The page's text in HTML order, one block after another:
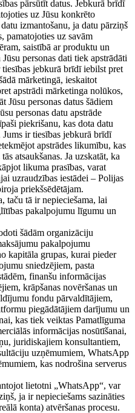
pārsūtīt datus. Jebkurā brīdī
uz Jūsu konkrēto
izmantošanu, ja datu pārziņš
pamatojoties uz savām
saistībā ar produktu un
personas dati tiek apstrādāti
jebkurā brīdī iebilst pret
mārketingā, ieskaitot
apstrādi mārketinga nolūkos,
Jūsu personas datus šādiem
personas datu apstrāde
piekrišanu, kas dota datu
ir tiesības jebkurā brīdī
apstrādes likumību, kas
atsaukšanas. Ja uzskatāt, ka
likuma prasības, varat
uzraudzības iestādei – Polijas
priekšsēdētājam.
taču tā ir nepieciešama, lai
pakalpojumu līgumu un
šādām organizāciju
pakalpojumu
kapitāla grupas, kurai pieder
sniedzējiem, pasta
finanšu informācijas
krāpšanas novēršanas un
fondu pārvaldītājiem,
piegādātājiem darījumu un
kas tiek veiktas Pamatlīguma
informācijas nosūtīšanai,
juridiskajiem konsultantiem,
uzņēmumiem, WhatsApp
kas nodrošina serverus
lietotni „WhatsApp“, var
ja ir nepieciešams sazināties
konta) atvēršanas procesu.